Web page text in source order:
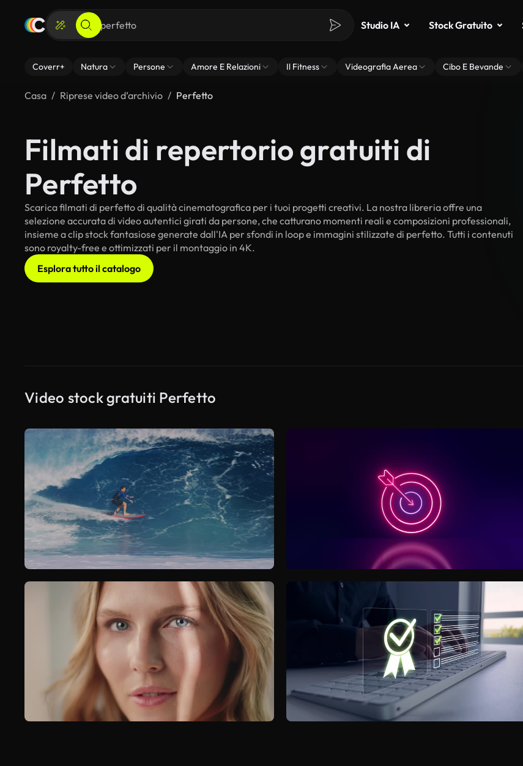
Studio IA Stock Gratuito
Coverr+ Natura Persone Amore E Relazioni Il Fitness Videografia Aerea Cibo E Bevande
Casa Riprese video d’archivio Perfetto
Filmati di repertorio gratuiti di
Perfetto
Scarica filmati di perfetto di qualità cinematografica per i tuoi progetti creativi. La nostra libreria offre una
selezione accurata di video autentici girati da persone, che catturano momenti reali e composizioni professionali,
insieme a clip stock fantasiose generate dall'IA per sfondi in loop e immagini stilizzate di perfetto. Tutti i contenuti
sono royalty-free e ottimizzati per il montaggio in 4K.
Esplora tutto il catalogo
Video stock gratuiti Perfetto